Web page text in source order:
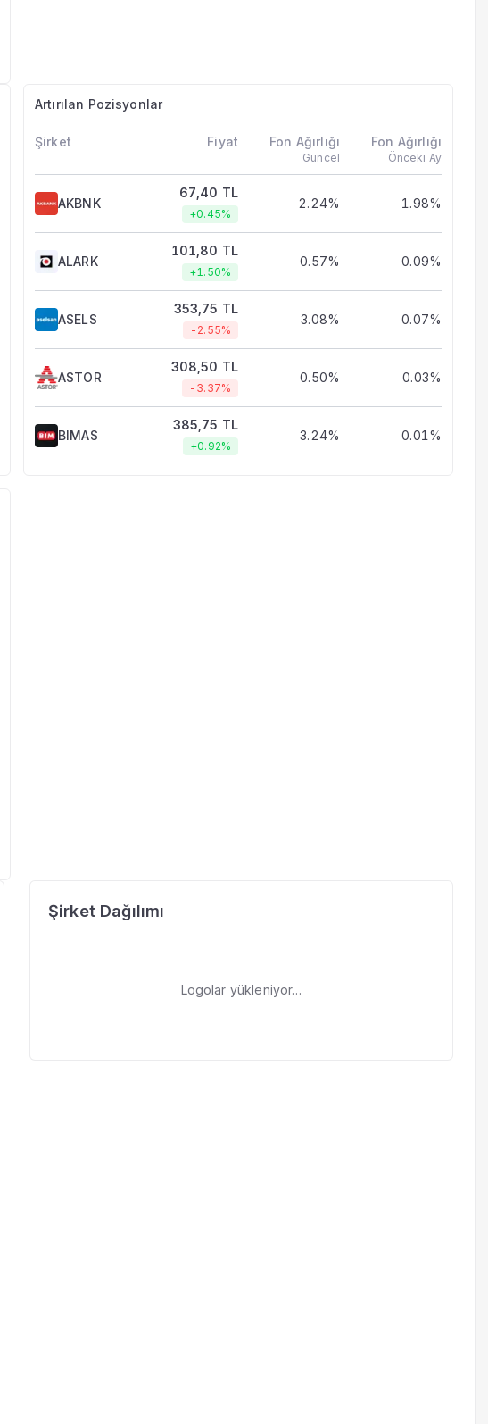
Artırılan Pozisyonlar
Şirket Fiyat Fon Ağırlığı
Güncel
Fon Ağırlığı
Önceki Ay
AKBNK
67,40 TL
+0.45%
2.24% 1.98%
ALARK
101,80 TL
+1.50%
0.57% 0.09%
ASELS
353,75 TL
-2.55%
3.08% 0.07%
ASTOR
308,50 TL
-3.37%
0.50% 0.03%
BIMAS
385,75 TL
+0.92%
3.24% 0.01%
Şirket Dağılımı
Logolar yükleniyor…